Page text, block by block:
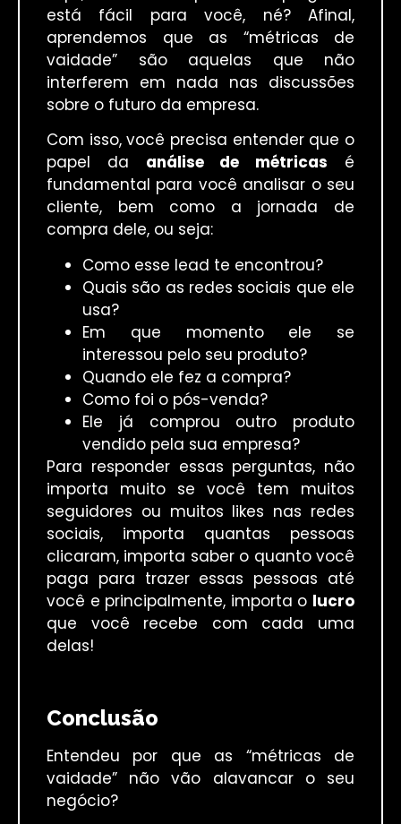
está fácil para você, né? Afinal,
aprendemos que as “métricas de
vaidade” são aquelas que não
interferem em nada nas discussões
sobre o futuro da empresa.
Com isso, você precisa entender que o
papel da análise de métricas é
fundamental para você analisar o seu
cliente, bem como a jornada de
compra dele, ou seja:
Como esse lead te encontrou?
Quais são as redes sociais que ele
usa?
Em que momento ele se
interessou pelo seu produto?
Quando ele fez a compra?
Como foi o pós-venda?
Ele já comprou outro produto
vendido pela sua empresa?
Para responder essas perguntas, não
importa muito se você tem muitos
seguidores ou muitos likes nas redes
sociais, importa quantas pessoas
clicaram, importa saber o quanto você
paga para trazer essas pessoas até
você e principalmente, importa o lucro
que você recebe com cada uma
delas!
Conclusão
Entendeu por que as “métricas de
vaidade” não vão alavancar o seu
negócio?